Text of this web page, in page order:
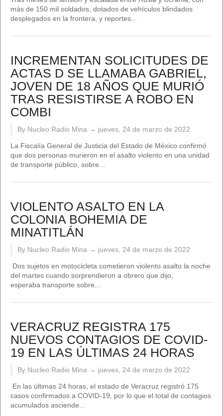
más de 150 mil soldados, dotados de vehículos blindados
desplegados en la frontera, y reportes...
INCREMENTAN SOLICITUDES DE
ACTAS D SE LLAMABA GABRIEL,
JOVEN DE 18 AÑOS QUE MURIÓ
TRAS RESISTIRSE A ROBO EN
COMBI
By Nucleo Radio Mina → jueves, 24 de marzo de 2022
La Fiscalía General de Justicia del Estado de México confirmó
que dos personas murieron en el asalto violento en una unidad
de transporte público, sobre...
VIOLENTO ASALTO EN LA
COLONIA BOHEMIA DE
MINATITLÁN
By Nucleo Radio Mina → jueves, 24 de marzo de 2022
Dos sujetos en motocicleta cometieron violento asalto la noche
del martes cuando sorprendieron a obrero que dijo,
esperaba transporte sobre...
VERACRUZ REGISTRA 175
NUEVOS CONTAGIOS DE COVID-
19 EN LAS ÚLTIMAS 24 HORAS
By Nucleo Radio Mina → jueves, 24 de marzo de 2022
En las últimas 24 horas, el estado de Veracruz registró 175
casos confirmados a COVID-19, por lo que el total de contagios
acumulados asciende...